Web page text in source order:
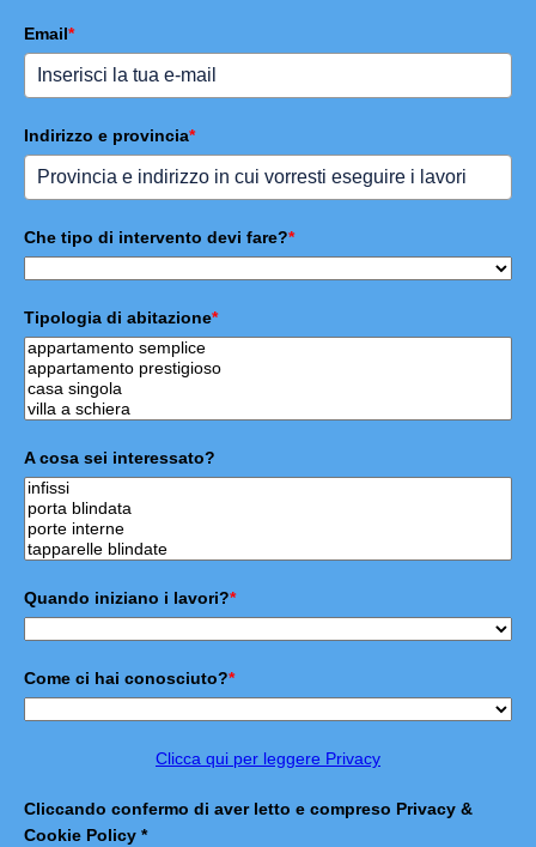
Email*
Indirizzo e provincia*
Che tipo di intervento devi fare?*
Tipologia di abitazione*
A cosa sei interessato?
Quando iniziano i lavori?*
Come ci hai conosciuto?*
Clicca qui per leggere Privacy
Cliccando confermo di aver letto e compreso Privacy &
Cookie Policy *